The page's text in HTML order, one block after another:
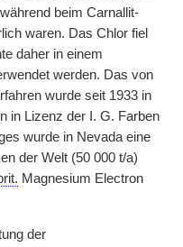
beim Carnallit-
waren. Das Chlor fiel
daher in einem
werden. Das von
wurde seit 1933 in
in Lizenz der I. G. Farben
wurde in Nevada eine
der Welt (50 000 t/a)
Magnesium Electron
der